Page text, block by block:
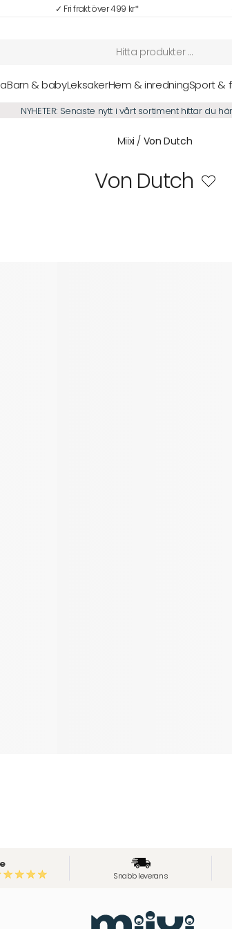
✓ Fri frakt över 499 kr*
Barn & babyLeksakerHem & inredningSport &
NYHETER: Senaste nytt i vårt sortiment hittar du här
Miixi / Von Dutch
Von Dutch
Snabb leverans